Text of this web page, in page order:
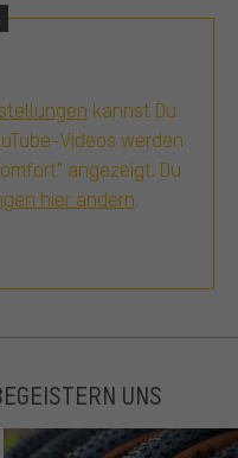
kannst Du
Videos werden
angezeigt. Du
hier ändern.
UNS